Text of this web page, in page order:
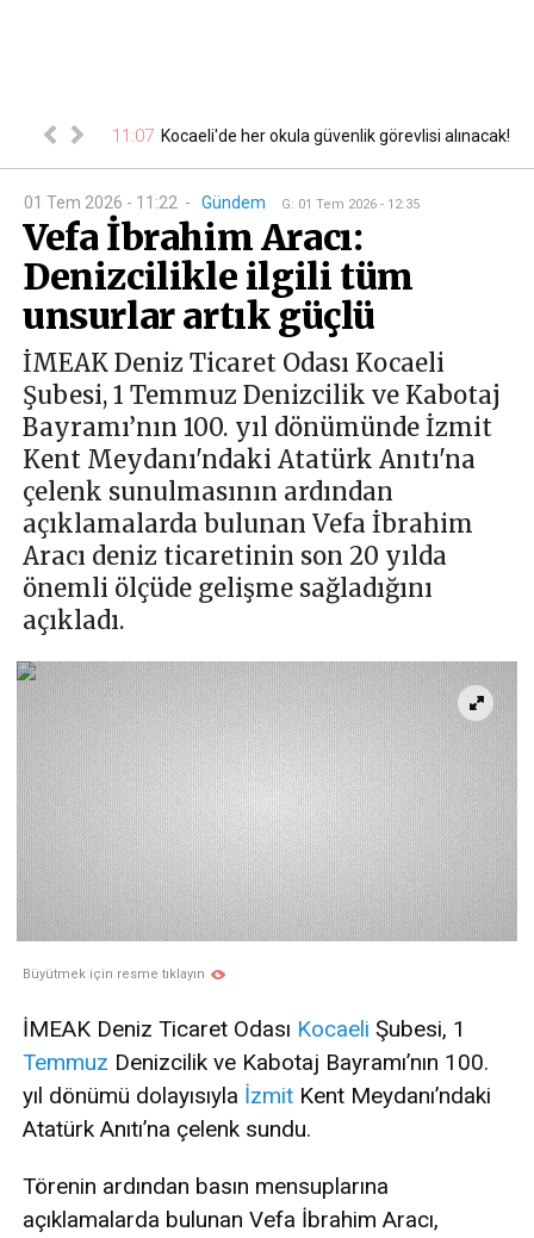
tabela 11:07 Kocaeli'de her okula güvenlik görevlisi alınacak!
01 Tem 2026 - 11:22 - Gündem G: 01 Tem 2026 - 12:35
Vefa İbrahim Aracı:
Denizcilikle ilgili tüm
unsurlar artık güçlü
İMEAK Deniz Ticaret Odası Kocaeli
Şubesi, 1 Temmuz Denizcilik ve Kabotaj
Bayramı’nın 100. yıl dönümünde İzmit
Kent Meydanı'ndaki Atatürk Anıtı'na
çelenk sunulmasının ardından
açıklamalarda bulunan Vefa İbrahim
Aracı deniz ticaretinin son 20 yılda
önemli ölçüde gelişme sağladığını
açıkladı.
Büyütmek için resme tıklayın
İMEAK Deniz Ticaret Odası Kocaeli Şubesi, 1
Temmuz Denizcilik ve Kabotaj Bayramı’nın 100.
yıl dönümü dolayısıyla İzmit Kent Meydanı’ndaki
Atatürk Anıtı’na çelenk sundu.
Törenin ardından basın mensuplarına
açıklamalarda bulunan Vefa İbrahim Aracı,